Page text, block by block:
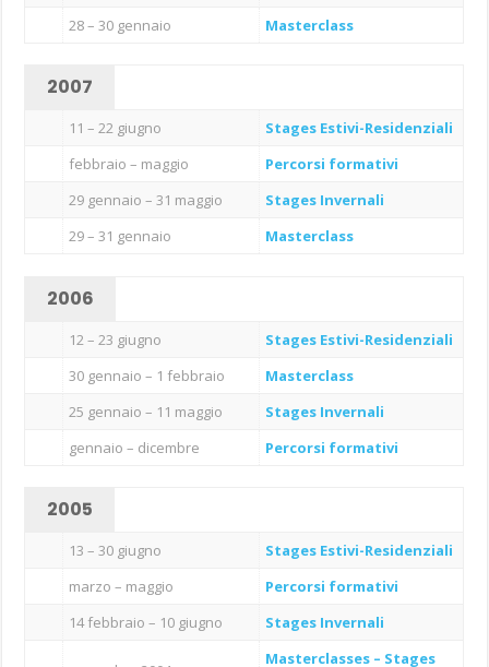
28 – 30 gennaio
Masterclass
2007
11 – 22 giugno
Stages Estivi-Residenziali
febbraio – maggio
Percorsi formativi
29 gennaio – 31 maggio
Stages Invernali
29 – 31 gennaio
Masterclass
2006
12 – 23 giugno
Stages Estivi-Residenziali
30 gennaio – 1 febbraio
Masterclass
25 gennaio – 11 maggio
Stages Invernali
gennaio – dicembre
Percorsi formativi
2005
13 – 30 giugno
Stages Estivi-Residenziali
marzo – maggio
Percorsi formativi
14 febbraio – 10 giugno
Stages Invernali
Masterclasses – Stages